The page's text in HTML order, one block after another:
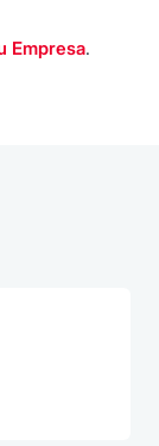
Empresa.